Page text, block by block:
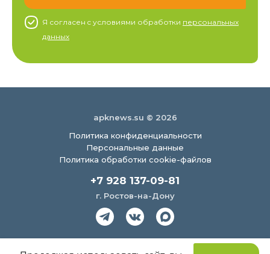
Я согласен c условиями обработки персональных
данных
apknews.su © 2026
Политика конфиденциальности
Персональные данные
Политика обработки cookie-файлов
+7 928 137-09-81
г. Ростов-на-Дону